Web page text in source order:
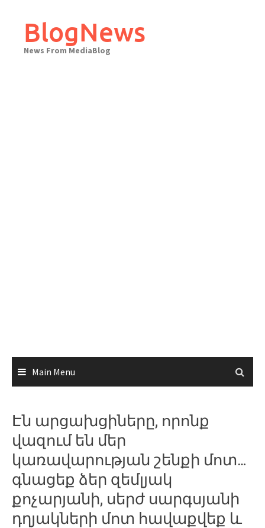
contentBlogNews
News From MediaBlog
Main Menu
Էն արցախցիները, որոնք
վազում են մեր
կառավարության շենքի մոտ…
գնացեք ձեր զեմլյակ
քոչարյանի, սերժ սարգսյանի
դղյակների մոտ հավաքվեք և